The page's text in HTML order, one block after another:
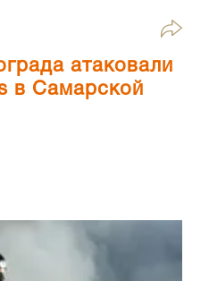
атаковали
в Самарской